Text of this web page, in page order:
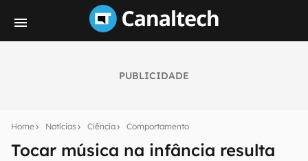
PUBLICIDADE
Home Notícias Ciência Comportamento
Tocar música na infância resulta
notícias e reviews sobre tecnologia em primeira